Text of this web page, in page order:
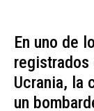
En uno de
registrados
Ucrania, la
un